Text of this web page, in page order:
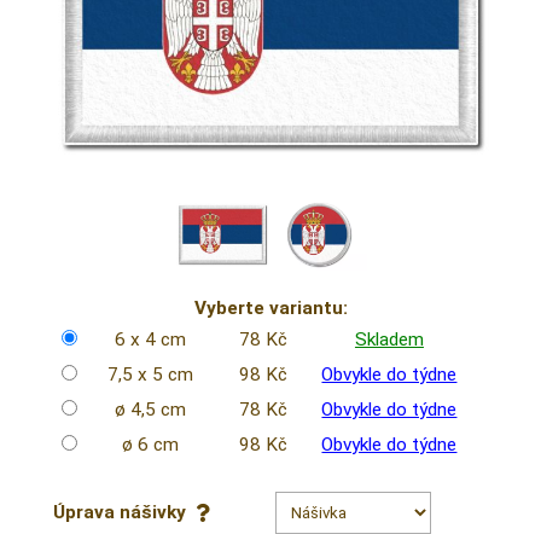
Vyberte variantu:
6 x 4 cm
78 Kč
Skladem
7,5 x 5 cm
98 Kč
Obvykle do týdne
ø 4,5 cm
78 Kč
Obvykle do týdne
ø 6 cm
98 Kč Obvykle do týdne
Úprava nášivky